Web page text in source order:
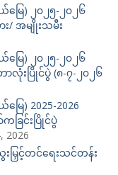
ြေ) ၂၀၂၅-၂၀၂၆
/ အမျိုးသမီး
ြေ) ၂၀၂၅-၂၀၂၆
လုံးပြိုင်ပွဲ (၈-၇-၂၀၂၆
ြေ) 2025-2026
ခြင်းပြိုင်ပွဲ
2026
မြှင့်တင်ရေးသင်တန်း